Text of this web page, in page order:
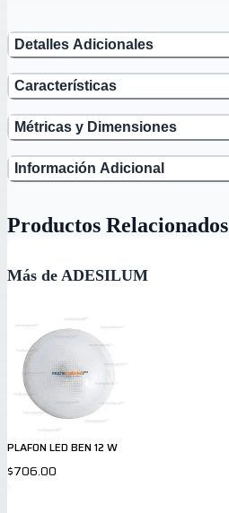
Detalles Adicionales
Características
Métricas y Dimensiones
Información Adicional
Productos Relacionados
Más de ADESILUM
PLAFON LED BEN 12 W
$706.00